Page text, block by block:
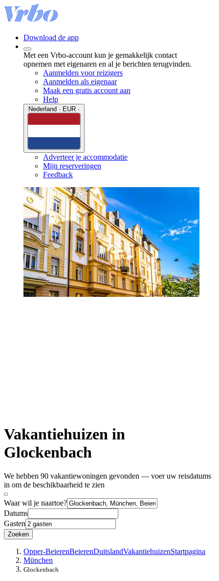
Download de app
Met een Vrbo-account kun je gemakkelijk contact
opnemen met eigenaren en al je berichten terugvinden.
Aanmelden voor reizigers
Aanmelden als eigenaar
Maak een gratis account aan
Help
Adverteer je accommodatie
Mijn reserveringen
Feedback
Vakantiehuizen in
Glockenbach
We hebben 90 vakantiewoningen gevonden — voer uw reisdatums
in om de beschikbaarheid te zien
Waar wil je naartoe?
Datums
Gasten
Zoeken
Opper-BeierenBeierenDuitslandVakantiehuizenStartpagina
München
Glockenbach